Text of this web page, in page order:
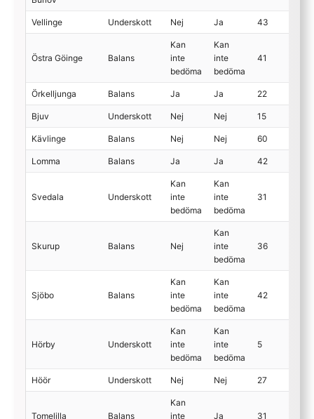
Vellinge Underskott Nej Ja 43
Östra Göinge Balans
Kan
inte
bedöma
Kan
inte
bedöma
41
Örkelljunga Balans Ja Ja 22
Bjuv Underskott Nej Nej 15
Kävlinge Balans Nej Nej 60
Lomma Balans Ja Ja 42
Svedala Underskott
Kan
inte
bedöma
Kan
inte
bedöma
31
Skurup Balans Nej
Kan
inte
bedöma
36
Sjöbo Balans
Kan
inte
bedöma
Kan
inte
bedöma
42
Hörby Underskott
Kan
inte
bedöma
Kan
inte
bedöma
5
Höör Underskott Nej Nej 27
Tomelilla Balans
Kan
inte
Ja 31